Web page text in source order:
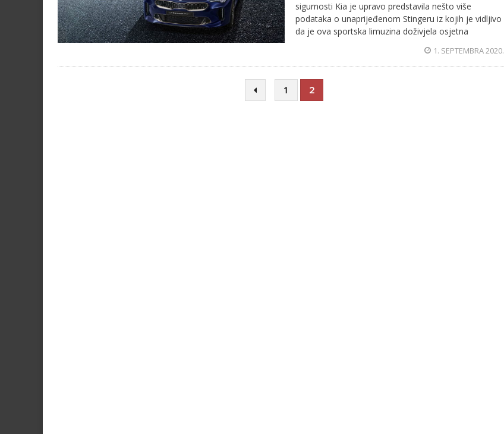
sigurnosti Kia je upravo predstavila nešto više
podataka o unaprijeđenom Stingeru iz kojih je vidljivo
da je ova sportska limuzina doživjela osjetna
1. SEPTEMBRA 2020.
1 2